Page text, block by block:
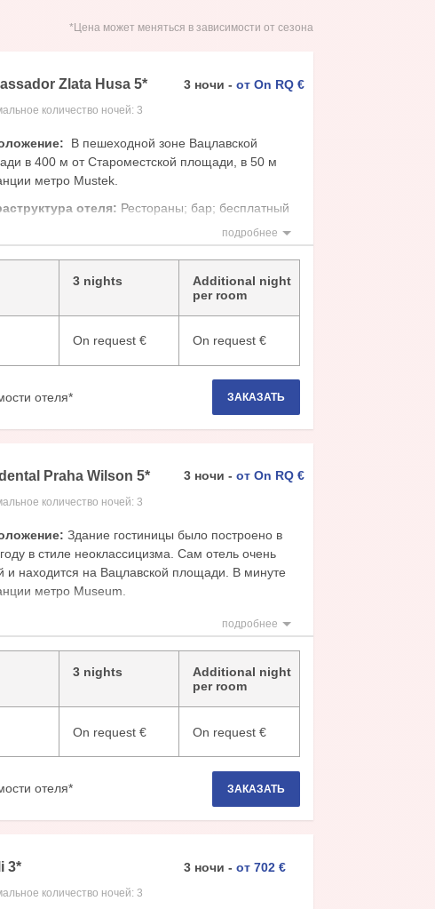
*Цена может меняться в зависимости от сезона
Zlata Husa 5* 3 ночи -отOn RQ €
количество ночей: 3
В пешеходной зоне Вацлавской
в 400 м от Староместской площади, в 50 м
метро Mustek.
отеля: Рестораны; бар; бесплатный
Thai & Wellness Club, конференц-зал.
телефон; холодильник.
подробнее
3 nights
Additional night
per room
On request € On request €
отеля* ЗАКАЗАТЬ
Praha Wilson 5* 3 ночи -отOn RQ €
количество ночей: 3
Здание гостиницы было построено в
в стиле неоклассицизма. Сам отель очень
и находится на Вацлавской площади. В минуте
метро Museum.
Рестораны, бар, парковка,
WIFI.
Номера Superior имеют площадь 25 кв.м. Во
номерах есть: Wi-Fi; ТВ со спутниковыми
подробнее
3 nights
Additional night
per room
On request € On request €
отеля* ЗАКАЗАТЬ
3* 3 ночи -от702 €
количество ночей: 3